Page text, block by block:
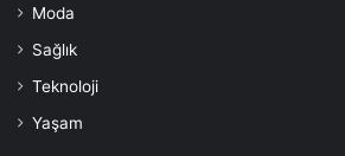
Moda
Sağlık
Teknoloji
Yaşam